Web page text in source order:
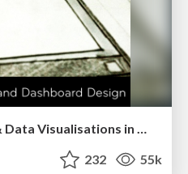
Designing Dashboards & Data Visualisations in Web Apps
232 55k